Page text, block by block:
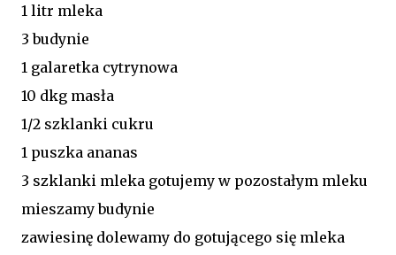
1 litr mleka
3 budynie
1 galaretka cytrynowa
10 dkg masła
1/2 szklanki cukru
1 puszka ananas
3 szklanki mleka gotujemy w pozostałym mleku
mieszamy budynie
zawiesinę dolewamy do gotującego się mleka